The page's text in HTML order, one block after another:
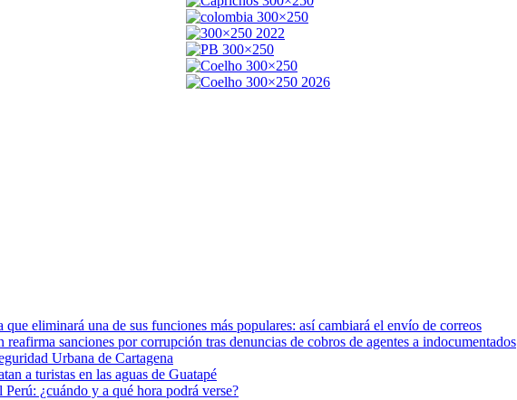
eliminará una de sus funciones más populares: así cambiará el envío de correos
sanciones por corrupción tras denuncias de cobros de agentes a indocumentados
Urbana de Cartagena
a turistas en las aguas de Guatapé
¿cuándo y a qué hora podrá verse?